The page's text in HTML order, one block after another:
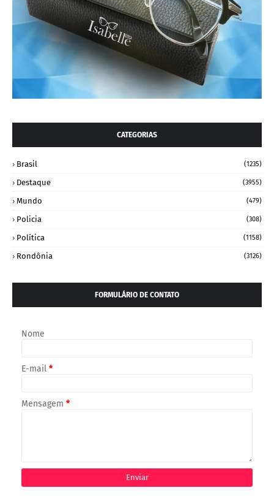
CATEGORIAS
Brasil (1235)
Destaque (3955)
Mundo (479)
Policia (308)
Política (1158)
Rondônia (3126)
FORMULÁRIO DE CONTATO
Nome
E-mail *
Mensagem *